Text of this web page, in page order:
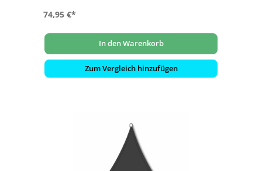
74,95 €*
In den Warenkorb
Zum Vergleich hinzufügen